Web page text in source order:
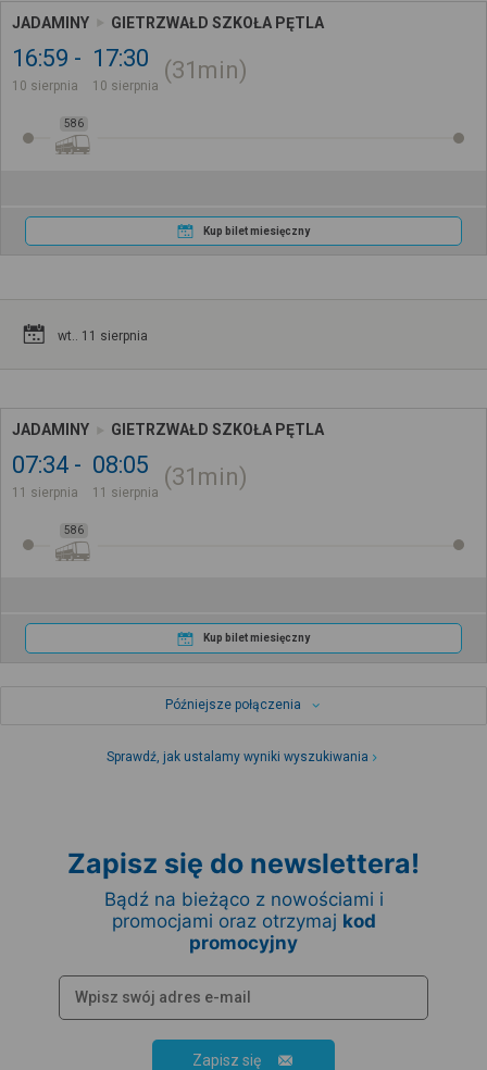
JADAMINY GIETRZWAŁD SZKOŁA PĘTLA
16:59
10 sierpnia
17:30
10 sierpnia
31min
586
Kup bilet miesięczny
wt.. 11 sierpnia
JADAMINY GIETRZWAŁD SZKOŁA PĘTLA
07:34
11 sierpnia
08:05
11 sierpnia
31min
586
Kup bilet miesięczny
Późniejsze połączenia
Sprawdź, jak ustalamy wyniki wyszukiwania
Zapisz się do newslettera!
Bądź na bieżąco z nowościami i
promocjami oraz otrzymaj kod
promocyjny
Zapisz się